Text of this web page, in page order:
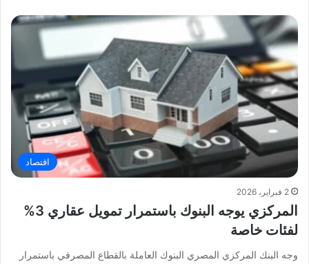
اقتصاد
2 فبراير، 2026
المركزي يوجه البنوك باستمرار تمويل عقاري 3%
لفئات خاصة
وجه البنك المركزي المصري البنوك العاملة بالقطاع المصرفي باستمرار